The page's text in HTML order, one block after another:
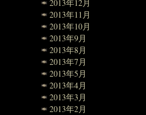
2013年12月
2013年11月
2013年10月
2013年9月
2013年8月
2013年7月
2013年5月
2013年4月
2013年3月
2013年2月